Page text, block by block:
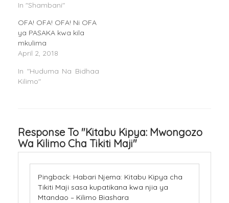
In "Shambani"
OFA! OFA! OFA! Ni OFA
ya PASAKA kwa kila
mkulima
April 2, 2018
In "Huduma Na Bidhaa
Kilimo"
Response To "Kitabu Kipya: Mwongozo
Wa Kilimo Cha Tikiti Maji"
Pingback: Habari Njema: Kitabu Kipya cha
Tikiti Maji sasa kupatikana kwa njia ya
Mtandao – Kilimo Biashara